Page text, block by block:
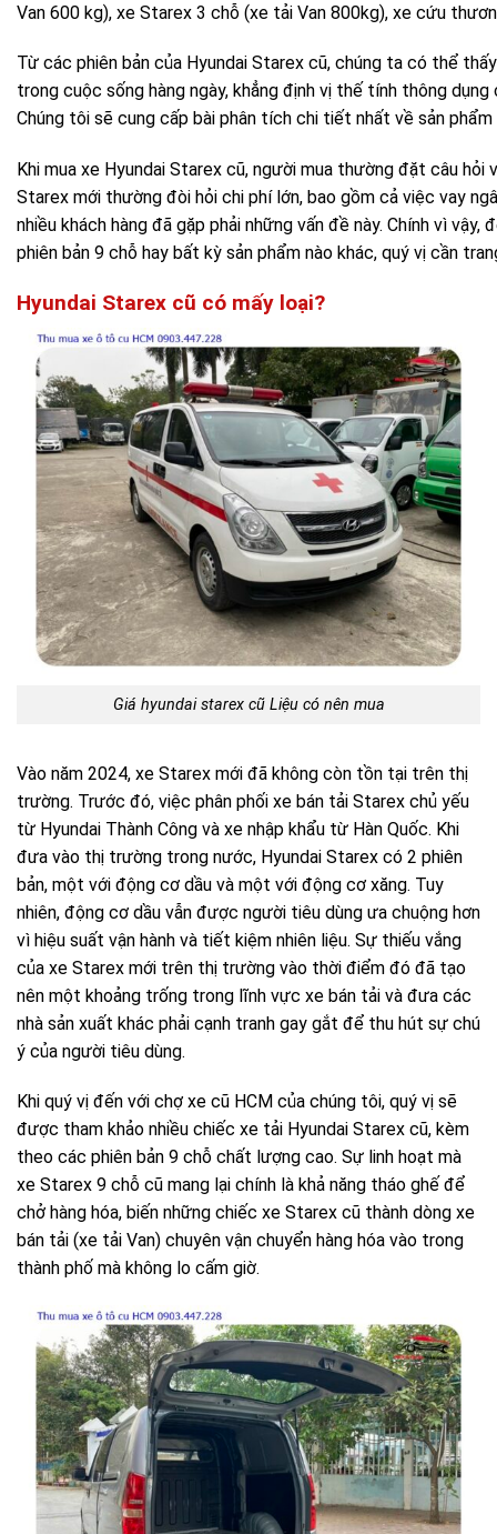
Van 600 kg), xe Starex 3 chỗ (xe tải Van 800kg), xe cứu
Từ các phiên bản của Hyundai Starex cũ, chúng ta có thể
trong cuộc sống hàng ngày, khẳng định vị thế tính thông
Chúng tôi sẽ cung cấp bài phân tích chi tiết nhất về sản phẩm
Khi mua xe Hyundai Starex cũ, người mua thường đặt câu
Starex mới thường đòi hỏi chi phí lớn, bao gồm cả việc vay
nhiều khách hàng đã gặp phải những vấn đề này. Chính vì
phiên bản 9 chỗ hay bất kỳ sản phẩm nào khác, quý vị cần
Hyundai Starex cũ có mấy loại?
Giá hyundai starex cũ Liệu có nên mua
Vào năm 2024, xe Starex mới đã không còn tồn tại trên thị
trường. Trước đó, việc phân phối xe bán tải Starex chủ yếu
từ Hyundai Thành Công và xe nhập khẩu từ Hàn Quốc. Khi
đưa vào thị trường trong nước, Hyundai Starex có 2 phiên
bản, một với động cơ dầu và một với động cơ xăng. Tuy
nhiên, động cơ dầu vẫn được người tiêu dùng ưa chuộng hơn
vì hiệu suất vận hành và tiết kiệm nhiên liệu. Sự thiếu vắng
của xe Starex mới trên thị trường vào thời điểm đó đã tạo
nên một khoảng trống trong lĩnh vực xe bán tải và đưa các
nhà sản xuất khác phải cạnh tranh gay gắt để thu hút sự chú
ý của người tiêu dùng.
Khi quý vị đến với chợ xe cũ HCM của chúng tôi, quý vị sẽ
được tham khảo nhiều chiếc xe tải Hyundai Starex cũ, kèm
theo các phiên bản 9 chỗ chất lượng cao. Sự linh hoạt mà
xe Starex 9 chỗ cũ mang lại chính là khả năng tháo ghế để
chở hàng hóa, biến những chiếc xe Starex cũ thành dòng xe
bán tải (xe tải Van) chuyên vận chuyển hàng hóa vào trong
thành phố mà không lo cấm giờ.